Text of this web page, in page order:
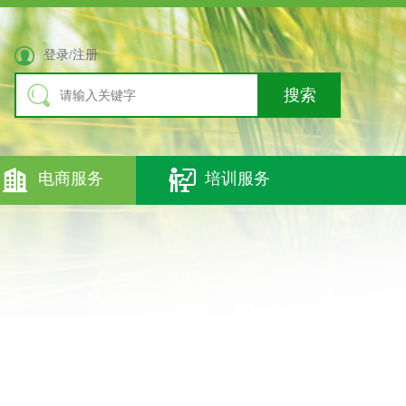
 登录/注册
 搜索
 电商服务  培训服务